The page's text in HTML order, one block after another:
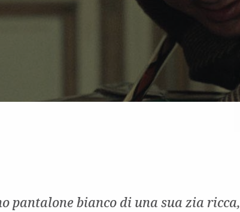
pantalone bianco di una sua zia ricca,